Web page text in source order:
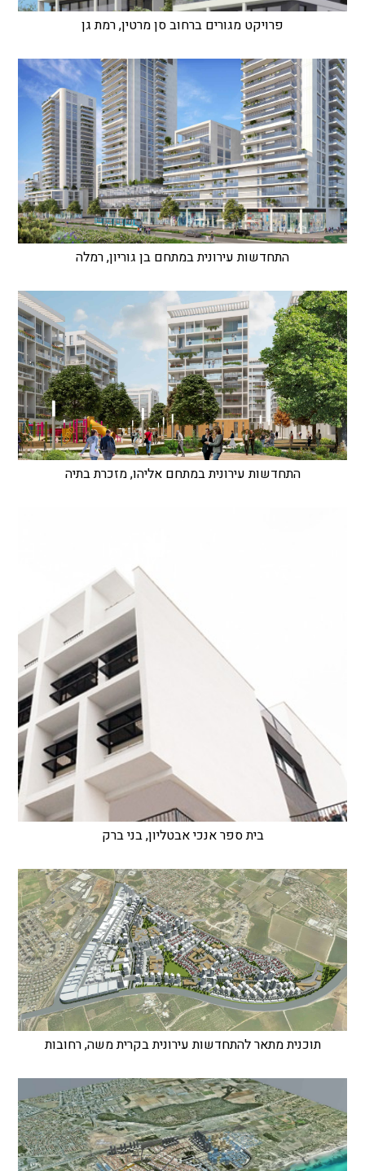
פרויקט מגורים ברחוב סן מרטין, רמת גן
התחדשות עירונית במתחם בן גוריון, רמלה
התחדשות עירונית במתחם אליהו, מזכרת בתיה
בית ספר אנכי אבטליון, בני ברק
תוכנית מתאר להתחדשות עירונית בקרית משה, רחובות